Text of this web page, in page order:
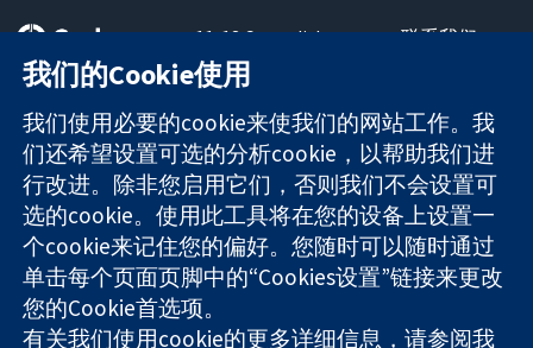
可信任的证据
知情决定
更完善的医疗健
康
11-13 Cavendish
Square
London
W1G 0AN
United Kingdom
联系我们
关于我们
工作机会
Cochrane
Library
The Cochrane Collaboration is a charity (no. 1045921) and a
company limited by guarantee (no. 03044323) registered in
England & Wales. VAT registration number GB 718 2127 49.
我们的Cookie使用
我们使用必要的cookie来使我们的网站工作。我
们还希望设置可选的分析cookie，以帮助我们进
行改进。除非您启用它们，否则我们不会设置可
选的cookie。使用此工具将在您的设备上设置一
个cookie来记住您的偏好。您随时可以随时通过
单击每个页面页脚中的“Cookies设置”链接来更改
您的Cookie首选项。
有关我们使用cookie的更多详细信息，请参阅我